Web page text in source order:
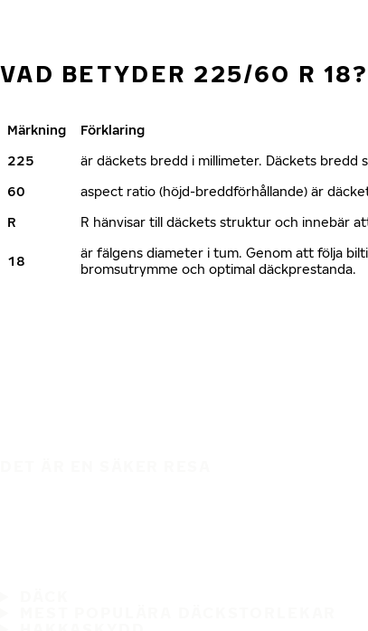
VAD BETYDER 225/60 R 18?
Märkning
Förklaring
225
är däckets bredd i millimeter. Däckets bredd
60
aspect ratio (höjd-breddförhållande) är
R
R hänvisar till däckets struktur och innebär
18
är fälgens diameter i tum. Genom att följa
bromsutrymme och optimal däckprestanda.